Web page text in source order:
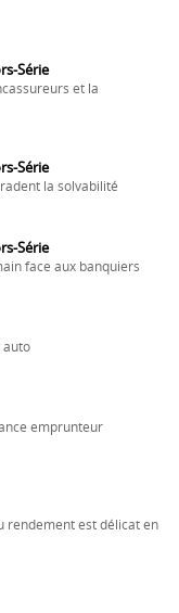
Série
et la
Série
la solvabilité
Série
face aux banquiers
auto
emprunteur
rendement est délicat en